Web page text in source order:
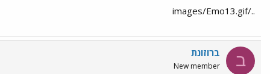
י
../images/Emo13.gif
ב ברוזונת
New member